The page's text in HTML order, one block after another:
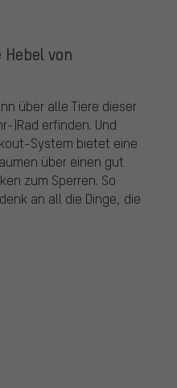
von
über alle Tiere dieser
)Rad erfinden. Und
System bietet eine
über einen gut
zum Sperren. So
an all die Dinge, die